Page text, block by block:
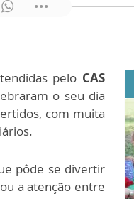
pelo CAS
o seu dia
com muita
pôde se divertir
a atenção entre